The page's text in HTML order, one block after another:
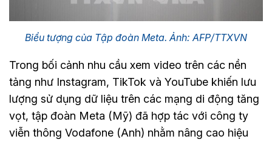
Biểu tượng của Tập đoàn Meta. Ảnh: AFP/TTXVN
Trong bối cảnh nhu cầu xem video trên các nền
tảng như Instagram, TikTok và YouTube khiến lưu
lượng sử dụng dữ liệu trên các mạng di động tăng
vọt, tập đoàn Meta (Mỹ) đã hợp tác với công ty
viễn thông Vodafone (Anh) nhằm nâng cao hiệu